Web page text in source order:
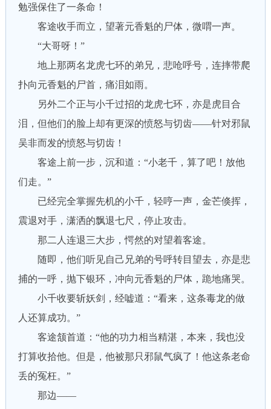
勉强保住了一条命！
客途收手而立，望著元香魁的尸体，微喟一声。
“大哥呀！”
地上那两名龙虎七环的弟兄，悲呛呼号，连摔带爬
扑向元香魁的尸首，痛泪如雨。
另外二个正与小千过招的龙虎七环，亦是虎目合
泪，但他们的脸上却有更深的愤怒与切齿——针对邪鼠
吴非而发的愤怒与切齿！
客途上前一步，沉和道：“小老千，算了吧！放他
们走。”
已经完全掌握先机的小千，轻哼一声，金芒倏挥，
震退对手，潇洒的飘退七尺，停止攻击。
那二人连退三大步，愕然的对望着客途。
随即，他们听见自己兄弟的号呼转目望去，亦是悲
捕的一呼，抛下银环，冲向元香魁的尸体，跪地痛哭。
小千收要斩妖剑，经嘘道：“看来，这条毒龙的做
人还算成功。”
客途颔首道：“他的功力相当精湛，本来，我也没
打算收拾他。但是，他被那只邪鼠气疯了！他这条老命
丢的冤枉。”
那边——